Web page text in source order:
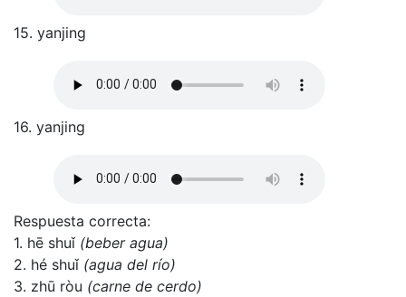
15. yanjing
16. yanjing
Respuesta correcta:
1. hē shuǐ (beber agua)
2. hé shuǐ (agua del río)
3. zhū ròu (carne de cerdo)